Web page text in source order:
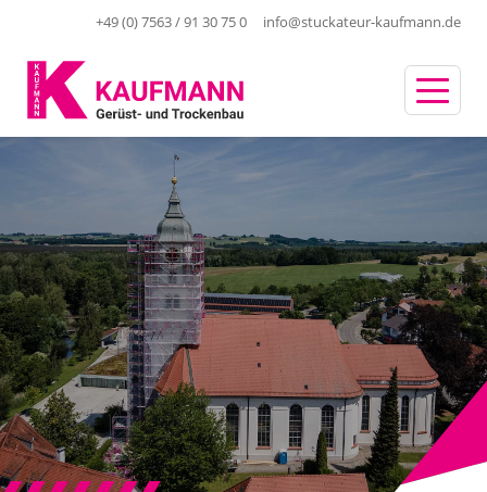
+49 (0) 7563 / 91 30 75 0 info@stuckateur-kaufmann.de